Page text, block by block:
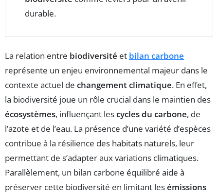
durable.
La relation entre biodiversité et bilan carbone
représente un enjeu environnemental majeur dans le
contexte actuel de changement climatique. En effet,
la biodiversité joue un rôle crucial dans le maintien des
écosystèmes, influençant lescycles du carbone, de
l’azote et de l’eau. La présence d’une variété d’espèces
contribue à la résilience des habitats naturels, leur
permettant de s’adapter aux variations climatiques.
Parallèlement, un bilan carbone équilibré aide à
préserver cette biodiversité en limitant lesémissions